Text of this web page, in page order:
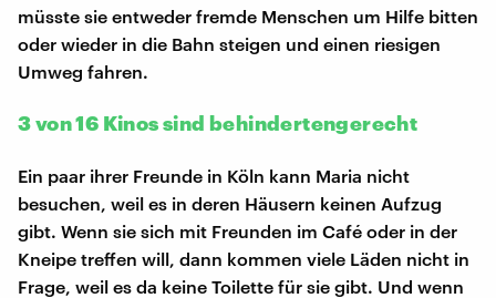
müsste sie entweder fremde Menschen um Hilfe bitten
oder wieder in die Bahn steigen und einen riesigen
Umweg fahren.
3 von 16 Kinos sind behindertengerecht
Ein paar ihrer Freunde in Köln kann Maria nicht
besuchen, weil es in deren Häusern keinen Aufzug
gibt. Wenn sie sich mit Freunden im Café oder in der
Kneipe treffen will, dann kommen viele Läden nicht in
Frage, weil es da keine Toilette für sie gibt. Und wenn